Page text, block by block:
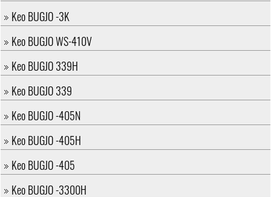
Keo BUGJO -3K
Keo BUGJO WS-410V
Keo BUGJO 339H
Keo BUGJO 339
Keo BUGJO -405N
Keo BUGJO -405H
Keo BUGJO -405
Keo BUGJO -3300H